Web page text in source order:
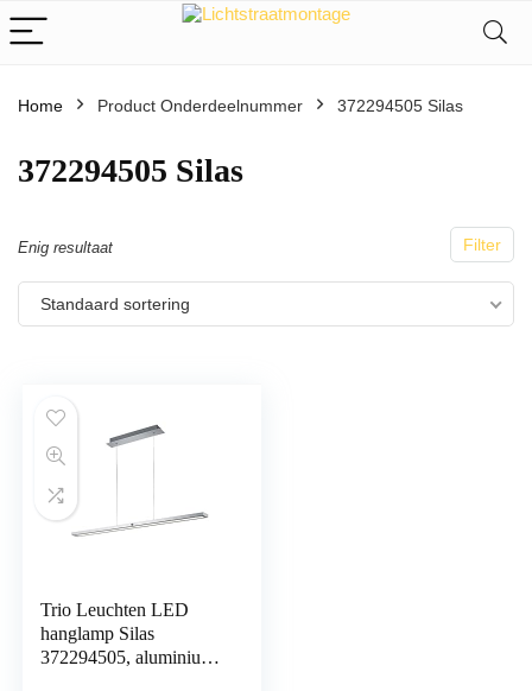
Home Product Onderdeelnummer 372294505 Silas
372294505 Silas
Filter
Enig resultaat
Standaard sortering
Trio Leuchten LED
hanglamp Silas
372294505, aluminium